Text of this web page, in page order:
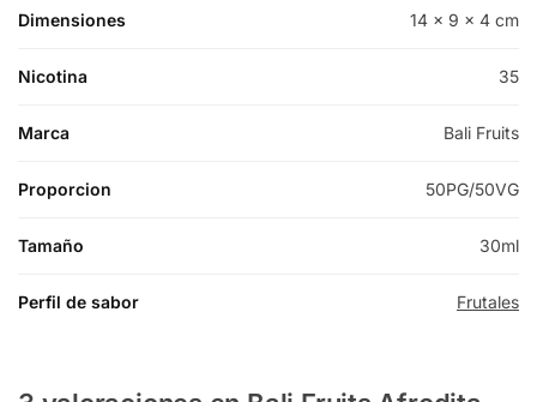
Dimensiones 14 × 9 × 4 cm
Nicotina 35
Marca Bali Fruits
Proporcion 50PG/50VG
Tamaño 30ml
Perfil de sabor Frutales